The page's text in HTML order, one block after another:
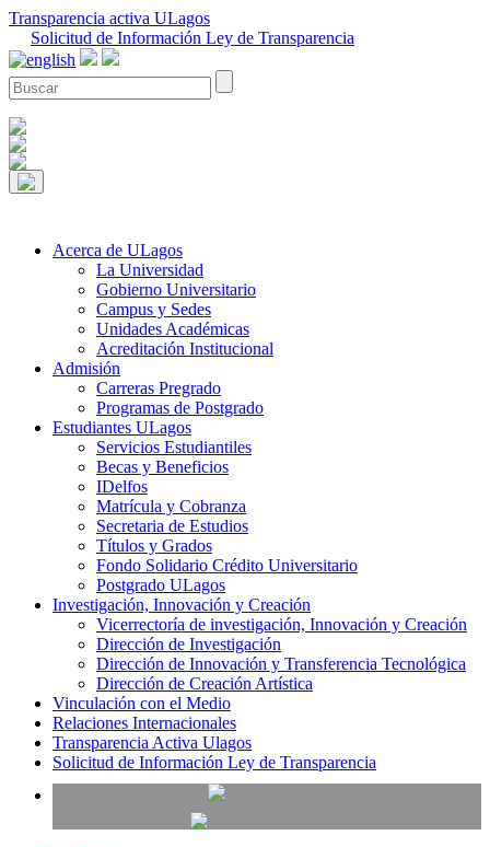
Transparencia activa ULagos
Solicitud de Información Ley de Transparencia
Acerca de ULagos
La Universidad
Gobierno Universitario
Campus y Sedes
Unidades Académicas
Acreditación Institucional
Admisión
Carreras Pregrado
Programas de Postgrado
Estudiantes ULagos
Servicios Estudiantiles
Becas y Beneficios
IDelfos
Matrícula y Cobranza
Secretaria de Estudios
Títulos y Grados
Fondo Solidario Crédito Universitario
Postgrado ULagos
Investigación, Innovación y Creación
Vicerrectoría de investigación, Innovación y Creación
Dirección de Investigación
Dirección de Innovación y Transferencia Tecnológica
Dirección de Creación Artística
Vinculación con el Medio
Relaciones Internacionales
Transparencia Activa Ulagos
Solicitud de Información Ley de Transparencia